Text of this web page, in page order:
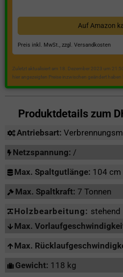
Auf Amazon
Preis inkl. MwSt., zzgl. Versandkosten
Zuletzt aktualisiert am 18. Dezember 2023 um
hier angezeigten Preise inzwischen geändert
Produktdetails zum
Antriebsart:
Netzspannung: /
Max. Spaltgutlänge: 104 cm
Max. Spaltkraft: 7 Tonnen
Holzbearbeitung: stehend
Max.
Max.
Gewicht: 118 kg